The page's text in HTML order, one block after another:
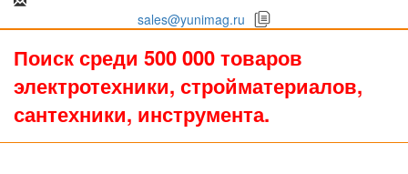
sales@yunimag.ru
Поиск среди 500 000 товаров
электротехники, стройматериалов,
сантехники, инструмента.